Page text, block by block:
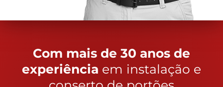
Com mais de 30 anos de
experiência em instalação e